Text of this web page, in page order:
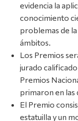
evidencia la
conocimiento
problemas de
ámbitos.
Los Premios
jurado
Premios
primaron en las
El Premio
estatuilla y un